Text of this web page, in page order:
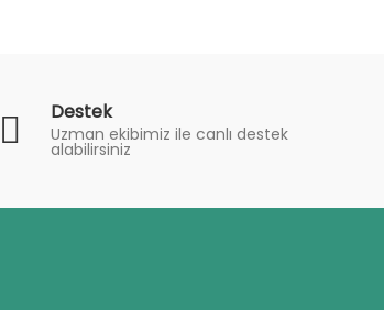
Destek
Uzman ekibimiz ile canlı destek
alabilirsiniz